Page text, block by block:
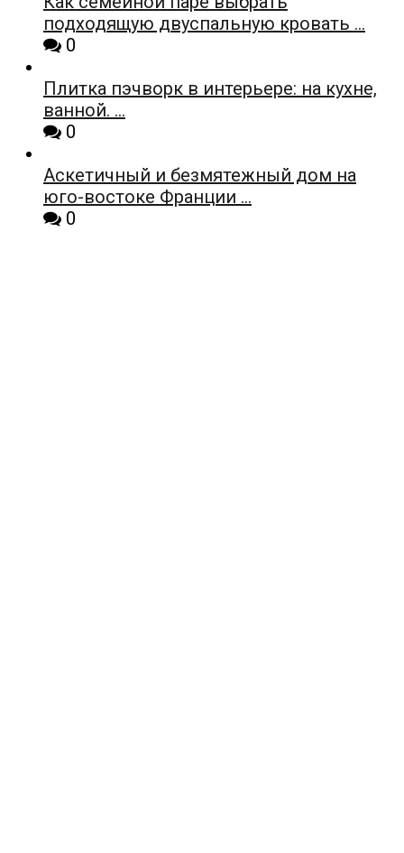
подходящую двуспальную кровать …
0
Плитка пэчворк в интерьере: на кухне,
ванной. …
0
Аскетичный и безмятежный дом на
юго-востоке Франции …
0